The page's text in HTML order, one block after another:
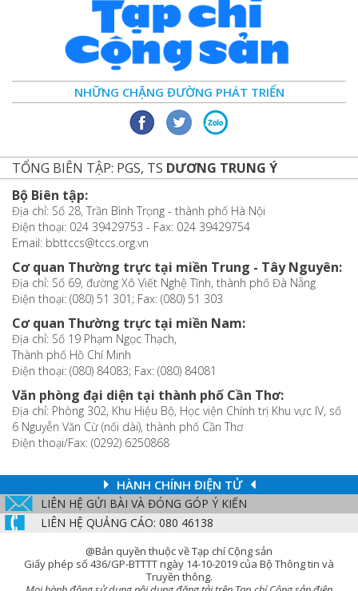
NHỮNG CHẶNG ĐƯỜNG PHÁT TRIỂN
TỔNG BIÊN TẬP: PGS, TS DƯƠNG TRUNG Ý
Bộ Biên tập:
Địa chỉ: Số 28, Trần Bình Trọng - thành phố Hà Nội
Điện thoại: 024 39429753 - Fax: 024 39429754
Email: bbttccs@tccs.org.vn
Cơ quan Thường trực tại miền Trung - Tây Nguyên:
Địa chỉ: Số 69, đường Xô Viết Nghệ Tĩnh, thành phố Đà Nẵng
Điện thoại: (080) 51 301; Fax: (080) 51 303
Cơ quan Thường trực tại miền Nam:
Địa chỉ: Số 19 Phạm Ngọc Thạch,
Thành phố Hồ Chí Minh
Điện thoại: (080) 84083; Fax: (080) 84081
Văn phòng đại diện tại thành phố Cần Thơ:
Địa chỉ: Phòng 302, Khu Hiệu Bộ, Học viện Chính trị Khu vực IV, số
6 Nguyễn Văn Cừ (nối dài), thành phố Cần Thơ
Điện thoại/Fax: (0292) 6250868
HÀNH CHÍNH ĐIỆN TỬ
LIÊN HỆ GỬI BÀI VÀ ĐÓNG GÓP Ý KIẾN
LIÊN HỆ QUẢNG CÁO: 080 46138
@Bản quyền thuộc về Tạp chí Cộng sản
Giấy phép số 436/GP-BTTTT ngày 14-10-2019 của Bộ Thông tin và
Truyền thông.